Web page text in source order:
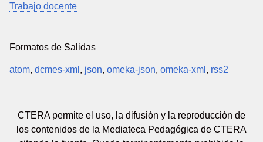
Trabajo docente
Formatos de Salidas
atom, dcmes-xml , json, omeka-json, omeka-xml , rss2
CTERA permite el uso, la difusión y la reproducción de
los contenidos de la Mediateca Pedagógica de CTERA